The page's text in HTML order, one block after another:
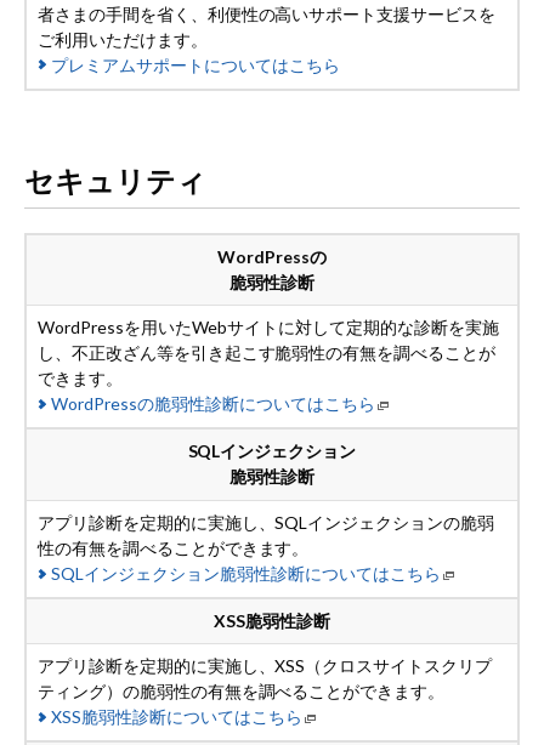
者さまの手間を省く、利便性の高いサポート支援サービスを
ご利用いただけます。
プレミアムサポートについてはこちら
セキュリティ
WordPressの
脆弱性診断
WordPressを用いたWebサイトに対して定期的な診断を実施
し、不正改ざん等を引き起こす脆弱性の有無を調べることが
できます。
WordPressの脆弱性診断についてはこちら
SQLインジェクション
脆弱性診断
アプリ診断を定期的に実施し、SQLインジェクションの脆弱
性の有無を調べることができます。
SQLインジェクション脆弱性診断についてはこちら
XSS脆弱性診断
アプリ診断を定期的に実施し、XSS（クロスサイトスクリプ
ティング）の脆弱性の有無を調べることができます。
XSS脆弱性診断についてはこちら